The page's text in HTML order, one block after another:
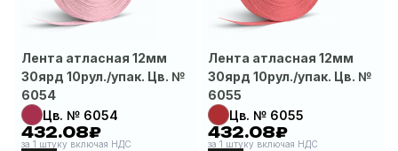
Лента атласная 12мм
30ярд 10рул./упак. Цв. №
6054
Цв. № 6054
432.08₽
за 1 штуку включая НДС
Лента атласная 12мм
30ярд 10рул./упак. Цв. №
6055
Цв. № 6055
432.08₽
за 1 штуку включая НДС